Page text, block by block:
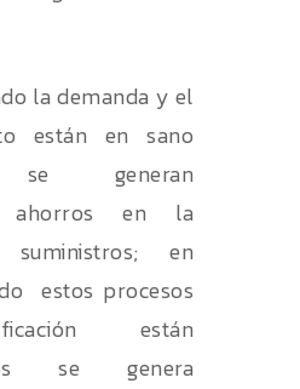
la demanda y el
están en sano
se generan
ahorros en la
en
estos procesos
están
se genera